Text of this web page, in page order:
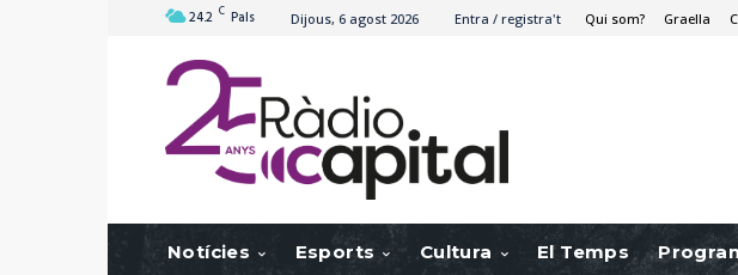
24.2 C Pals Dijous, 6 agost 2026 Entra / registra't Qui som? Graella
Notícies Esports Cultura El Temps